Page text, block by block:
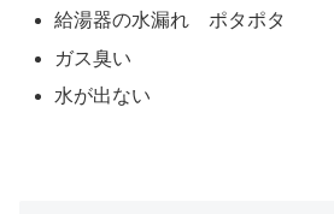
給湯器の水漏れ ポタポタ
ガス臭い
水が出ない